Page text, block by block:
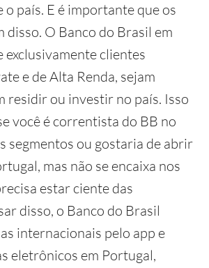
país. E é importante que os
disso. O Banco do Brasil em
exclusivamente clientes
e de Alta Renda, sejam
residir ou investir no país. Isso
você é correntista do BB no
segmentos ou gostaria de abrir
mas não se encaixa nos
estar ciente das
disso, o Banco do Brasil
internacionais pelo app e
eletrônicos em Portugal,